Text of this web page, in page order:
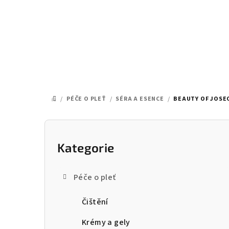
DOMŮ
/ PÉČE O PLEŤ / SÉRA A ESENCE / BEAUTY OF
P
Přeskočit
kategorie
Kategorie
Péče o pleť
Čištění
Krémy a gely